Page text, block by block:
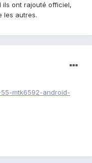
ils ont rajouté officiel,
les autres.
mtk6592-android-